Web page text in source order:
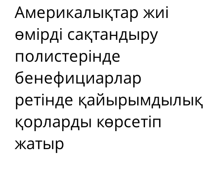
Америкалықтар жиі
өмірді сақтандыру
полистерінде
бенефициарлар
ретінде қайырымдылық
қорларды көрсетіп
жатыр